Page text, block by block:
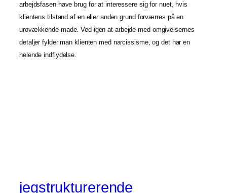
arbejdsfasen have brug for at interessere sig for nuet, hvis
klientens tilstand af en eller anden grund forværres på en
urovækkende made. Ved igen at arbejde med omgivelsernes
detaljer fylder man klienten med narcissisme, og det har en
helende indflydelse.
jegstrukturerende